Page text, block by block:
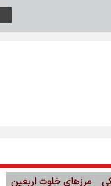
مرزهای خلوت اربعین